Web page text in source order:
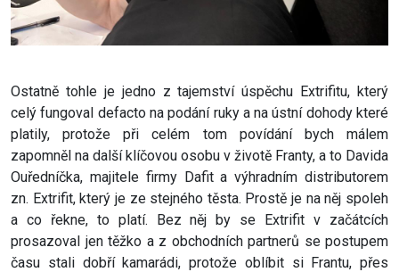
Ostatně tohle je jedno z tajemství úspěchu Extrifitu, který
celý fungoval defacto na podání ruky a na ústní dohody které
platily, protože při celém tom povídání bych málem
zapomněl na další klíčovou osobu v životě Franty, a to Davida
Ouředníčka, majitele firmy Dafit a výhradním distributorem
zn. Extrifit, který je ze stejného těsta. Prostě je na něj spoleh
a co řekne, to platí. Bez něj by se Extrifit v začátcích
prosazoval jen těžko a z obchodních partnerů se postupem
času stali dobří kamarádi, protože oblíbit si Frantu, přes